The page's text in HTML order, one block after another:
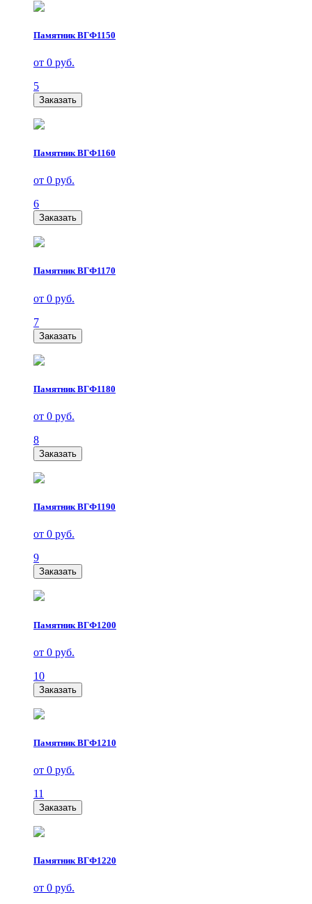
Памятник ВГФ1150
от 0 руб.
5
Заказать
Памятник ВГФ1160
от 0 руб.
6
Заказать
Памятник ВГФ1170
от 0 руб.
7
Заказать
Памятник ВГФ1180
от 0 руб.
8
Заказать
Памятник ВГФ1190
от 0 руб.
9
Заказать
Памятник ВГФ1200
от 0 руб.
10
Заказать
Памятник ВГФ1210
от 0 руб.
11
Заказать
Памятник ВГФ1220
от 0 руб.